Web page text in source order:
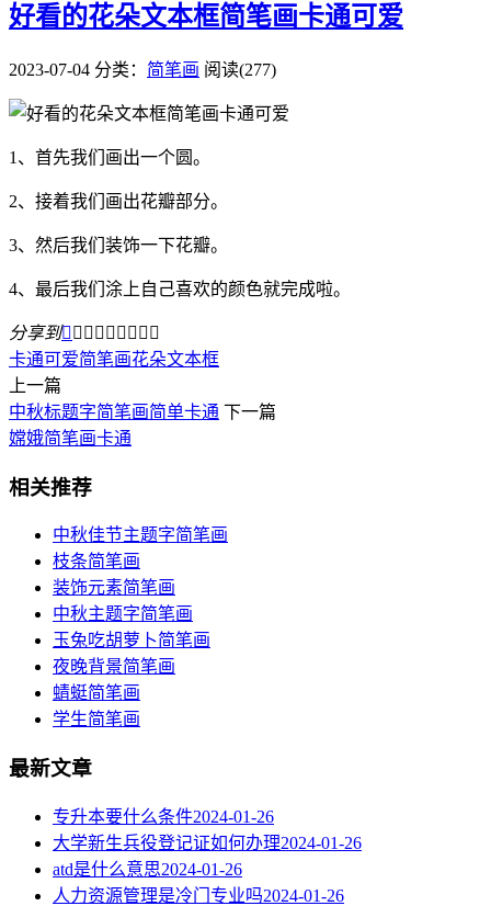
好看的花朵文本框简笔画卡通可爱
2023-07-04 分类： 简笔画 阅读(277)
1、首先我们画出一个圆。
2、接着我们画出花瓣部分。
3、然后我们装饰一下花瓣。
4、最后我们涂上自己喜欢的颜色就完成啦。
分享到        
卡通可爱简笔画花朵文本框
上一篇
中秋标题字简笔画简单卡通 下一篇
嫦娥简笔画卡通
相关推荐
中秋佳节主题字简笔画
枝条简笔画
装饰元素简笔画
中秋主题字简笔画
玉兔吃胡萝卜简笔画
夜晚背景简笔画
蜻蜓简笔画
学生简笔画
最新文章
专升本要什么条件2024-01-26
大学新生兵役登记证如何办理2024-01-26
atd是什么意思2024-01-26
人力资源管理是冷门专业吗2024-01-26